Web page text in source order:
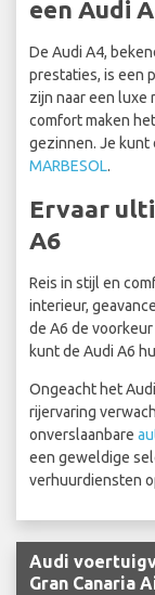
een Audi
De Audi A4,
prestaties, is een
zijn naar een
comfort maken
gezinnen. Je kunt
MARBESOL.
Ervaar
A6
Reis in stijl en
interieur,
de A6 de
kunt de Audi A6
Ongeacht het
rijervaring
onverslaanbare
een geweldige
verhuurdiensten
Audi
Gran Canaria